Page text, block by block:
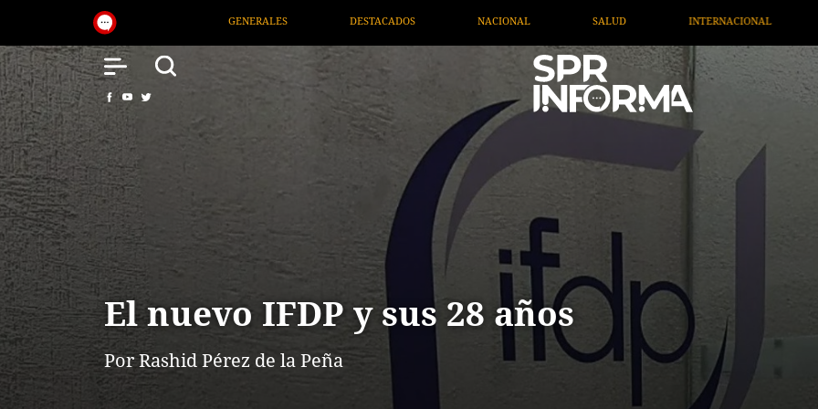
NACIONAL SALUD INTERNACIONAL TV MIGRANTE INFORMA
El nuevo IFDP y sus 28 años
Por Rashid Pérez de la Peña